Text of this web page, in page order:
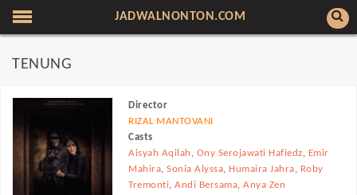
JADWALNONTON.COM
TENUNG
Director
RIZAL MANTOVANI
Casts
Aisyah Aqilah , Ony Serojawati Hafiedz, Emir
Mahira,Sonia Alyssa, Humaira Jahra, Roby
Tremonti,Andi Bersama,Anya Zen